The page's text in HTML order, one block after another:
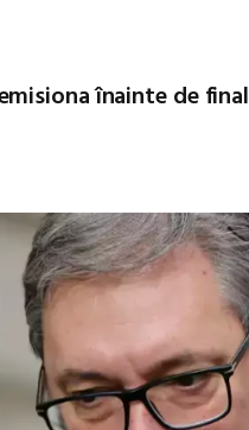
înainte de